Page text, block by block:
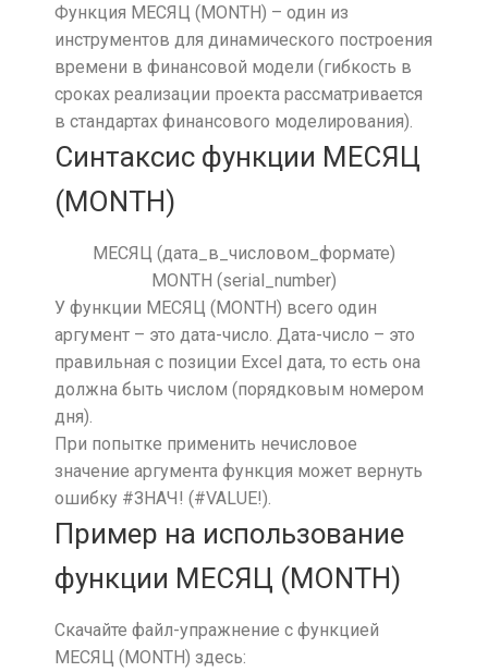
Функция МЕСЯЦ (MONTH) – один из
инструментов для динамического построения
времени в финансовой модели (гибкость в
сроках реализации проекта рассматривается
в стандартах финансового моделирования).
Синтаксис функции МЕСЯЦ
(MONTH)
МЕСЯЦ (дата_в_числовом_формате)
MONTH (serial_number)
У функции МЕСЯЦ (MONTH) всего один
аргумент – это дата-число. Дата-число – это
правильная с позиции Excel дата, то есть она
должна быть числом (порядковым номером
дня).
При попытке применить нечисловое
значение аргумента функция может вернуть
ошибку #ЗНАЧ! (#VALUE!).
Пример на использование
функции МЕСЯЦ (MONTH)
Скачайте файл-упражнение с функцией
МЕСЯЦ (MONTH) здесь: